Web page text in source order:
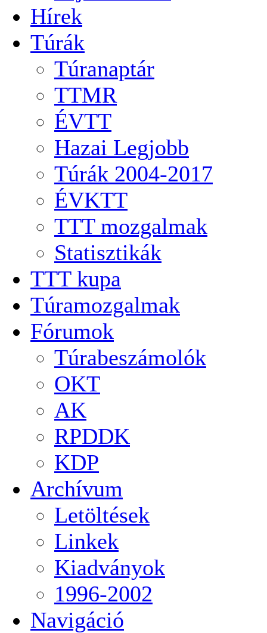
Hírek
Túrák
Túranaptár
TTMR
ÉVTT
Hazai Legjobb
Túrák 2004-2017
ÉVKTT
TTT mozgalmak
Statisztikák
TTT kupa
Túramozgalmak
Fórumok
Túrabeszámolók
OKT
AK
RPDDK
KDP
Archívum
Letöltések
Linkek
Kiadványok
1996-2002
Navigáció